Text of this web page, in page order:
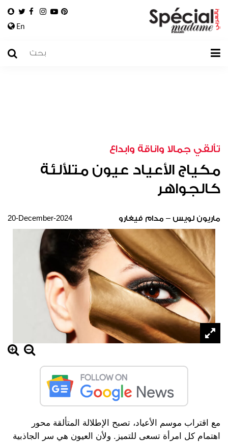
En
تألقي جمالا واناقة وابداع
مكياج الأعياد عيون متلألئة
كالجواهر
ماريون لويس – مدام فيغارو 20-December-2024
مع اقتراب موسم الأعياد، تصبح الإطلالة المتألقة محور
اهتمام كل امرأة تسعى للتميز. ولأن العيون هي سر الجاذبية